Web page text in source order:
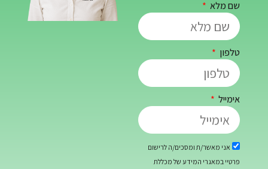
ת ומסכים/ה לרישום
המידע של מכללת